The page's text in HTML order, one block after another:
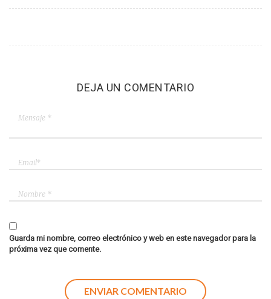
DEJA UN COMENTARIO
Guarda mi nombre, correo electrónico y web en este navegador para la
próxima vez que comente.